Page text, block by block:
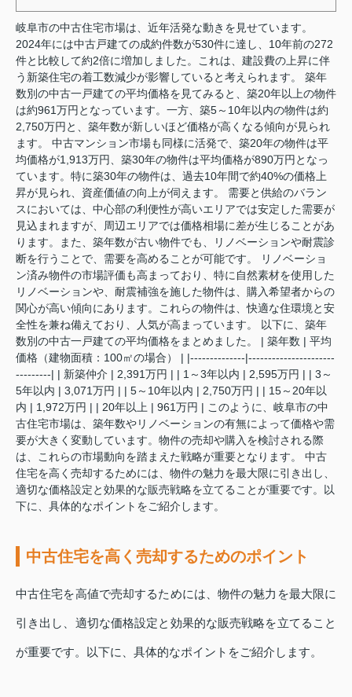
岐阜市の中古住宅市場は、近年活発な動きを見せています。
2024年には中古戸建ての成約件数が530件に達し、10年前の272
件と比較して約2倍に増加しました。これは、建設費の上昇に伴
う新築住宅の着工数減少が影響していると考えられます。 築年
数別の中古一戸建ての平均価格を見てみると、築20年以上の物件
は約961万円となっています。一方、築5～10年以内の物件は約
2,750万円と、築年数が新しいほど価格が高くなる傾向が見られ
ます。 中古マンション市場も同様に活発で、築20年の物件は平
均価格が1,913万円、築30年の物件は平均価格が890万円となっ
ています。特に築30年の物件は、過去10年間で約40%の価格上
昇が見られ、資産価値の向上が伺えます。 需要と供給のバラン
スにおいては、中心部の利便性が高いエリアでは安定した需要が
見込まれますが、周辺エリアでは価格相場に差が生じることがあ
ります。また、築年数が古い物件でも、リノベーションや耐震診
断を行うことで、需要を高めることが可能です。 リノベーショ
ン済み物件の市場評価も高まっており、特に自然素材を使用した
リノベーションや、耐震補強を施した物件は、購入希望者からの
関心が高い傾向にあります。これらの物件は、快適な住環境と安
全性を兼ね備えており、人気が高まっています。 以下に、築年
数別の中古一戸建ての平均価格をまとめました。 | 築年数 | 平均
価格（建物面積：100㎡の場合） | |--------------|----------------------
---------| | 新築仲介 | 2,391万円 | | 1～3年以内 | 2,595万円 | | 3～
5年以内 | 3,071万円 | | 5～10年以内 | 2,750万円 | | 15～20年以
内 | 1,972万円 | | 20年以上 | 961万円 | このように、岐阜市の中
古住宅市場は、築年数やリノベーションの有無によって価格や需
要が大きく変動しています。物件の売却や購入を検討される際
は、これらの市場動向を踏まえた戦略が重要となります。 中古
住宅を高く売却するためには、物件の魅力を最大限に引き出し、
適切な価格設定と効果的な販売戦略を立てることが重要です。以
下に、具体的なポイントをご紹介します。
中古住宅を高く売却するためのポイント
中古住宅を高値で売却するためには、物件の魅力を最大限に
引き出し、適切な価格設定と効果的な販売戦略を立てること
が重要です。以下に、具体的なポイントをご紹介します。